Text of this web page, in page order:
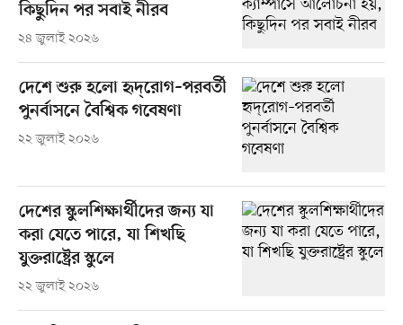
কিছুদিন পর সবাই নীরব
২৪ জুলাই ২০২৬
দেশে শুরু হলো হৃদ্‌রোগ–পরবর্তী
পুনর্বাসনে বৈশ্বিক গবেষণা
২২ জুলাই ২০২৬
দেশের স্কুলশিক্ষার্থীদের জন্য যা
করা যেতে পারে, যা শিখছি
যুক্তরাষ্ট্রের স্কুলে
২২ জুলাই ২০২৬